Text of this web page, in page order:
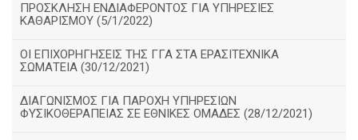
ΠΡΟΣΚΛΗΣΗ ΕΝΔΙΑΦΕΡΟΝΤΟΣ ΓΙΑ ΥΠΗΡΕΣΙΕΣ
ΚΑΘΑΡΙΣΜΟΥ (5/1/2022)
ΟΙ ΕΠΙΧΟΡΗΓΗΣΕΙΣ ΤΗΣ ΓΓΑ ΣΤΑ ΕΡΑΣΙΤΕΧΝΙΚΑ
ΣΩΜΑΤΕΙΑ (30/12/2021)
ΔΙΑΓΩΝΙΣΜΟΣ ΓΙΑ ΠΑΡΟΧΗ ΥΠΗΡΕΣΙΩΝ
ΦΥΣΙΚΟΘΕΡΑΠΕΙΑΣ ΣΕ ΕΘΝΙΚΕΣ ΟΜΑΔΕΣ (28/12/2021)